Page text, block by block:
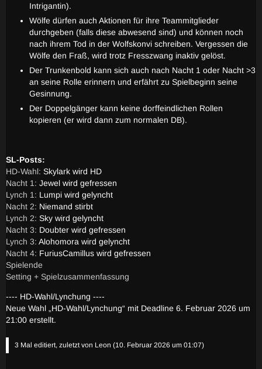
Intrigantin).
Wölfe dürfen auch Aktionen für ihre Teammitglieder
durchgeben (falls diese abwesend sind) und können noch
nach ihrem Tod in der Wolfskonvi schreiben. Vergessen die
Wölfe den Fraß, wird trotz Fresszwang inaktiv gelöst.
Der Trunkenbold kann sich auch nach Nacht 1 oder Nacht >3
an seine Rolle erinnern und erfährt zu Spielbeginn seine
Gesinnung.
Der Doppelgänger kann keine dorffeindlichen Rollen
kopieren (er wird dann zum normalen DB).
SL-Posts:
HD-Wahl: Skylark wird HD
Nacht 1: Jewel wird gefressen
Lynch 1: Lumpi wird gelyncht
Nacht 2: Niemand stirbt
Lynch 2: Sky wird gelyncht
Nacht 3: Doubter wird gefressen
Lynch 3: Alohomora wird gelyncht
Nacht 4: FuriusCamillus wird gefressen
Spielende
Setting + Spielzusammenfassung
---- HD-Wahl/Lynchung ----
Neue Wahl „HD-Wahl/Lynchung“ mit Deadline 6. Februar 2026 um
21:00 erstellt.
3 Mal editiert, zuletzt von Leon (10. Februar 2026 um 01:07)